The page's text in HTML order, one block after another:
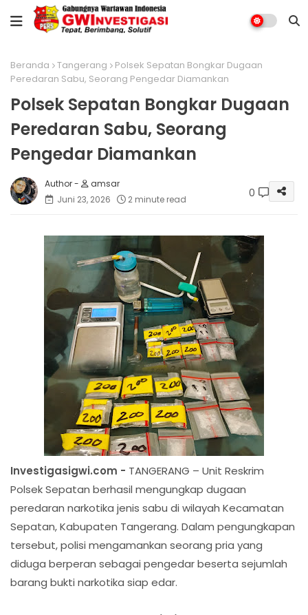
Beranda Tangerang
Polsek Sepatan Bongkar Dugaan
Peredaran Sabu, Seorang Pengedar Diamankan
Polsek Sepatan Bongkar Dugaan
Peredaran Sabu, Seorang
Pengedar Diamankan
amsar
Juni 23, 2026
2 minute read 0
Investigasigwi.com - TANGERANG – Unit Reskrim
Polsek Sepatan berhasil mengungkap dugaan
peredaran narkotika jenis sabu di wilayah Kecamatan
Sepatan, Kabupaten Tangerang. Dalam pengungkapan
tersebut, polisi mengamankan seorang pria yang
diduga berperan sebagai pengedar beserta sejumlah
barang bukti narkotika siap edar.